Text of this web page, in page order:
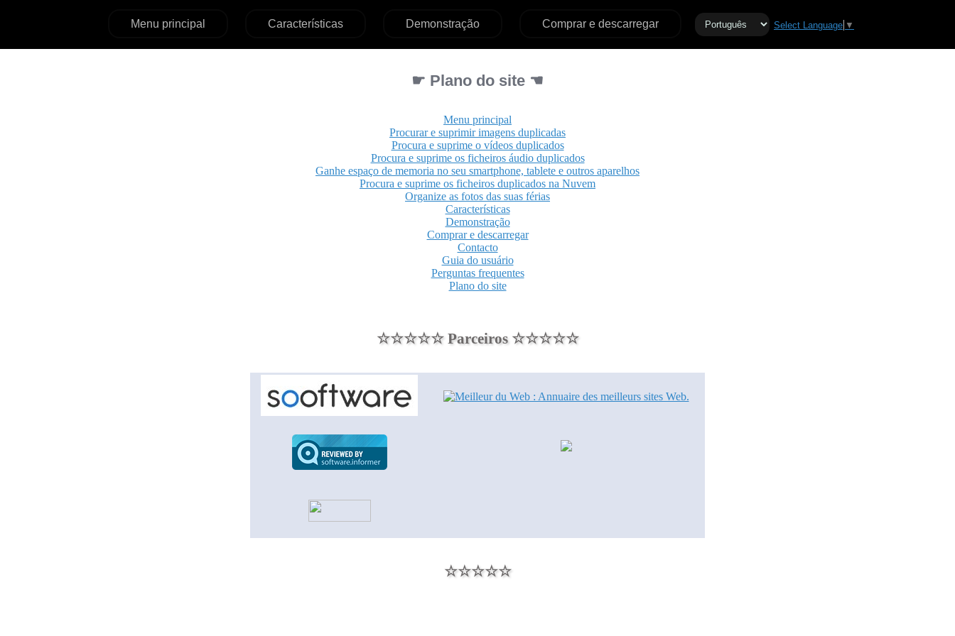
Menu principal Características Demonstração Comprar e descarregar Select Language ▼
☛ Plano do site ☚
Menu principal
Procurar e suprimir imagens duplicadas
Procura e suprime o vídeos duplicados
Procura e suprime os ficheiros áudio duplicados
Ganhe espaço de memoria no seu smartphone, tablete e outros aparelhos
Procura e suprime os ficheiros duplicados na Nuvem
Organize as fotos das suas férias
Características
Demonstração
Comprar e descarregar
Contacto
Guia do usuário
Perguntas frequentes
Plano do site
☆☆☆☆☆ Parceiros ☆☆☆☆☆
☆☆☆☆☆